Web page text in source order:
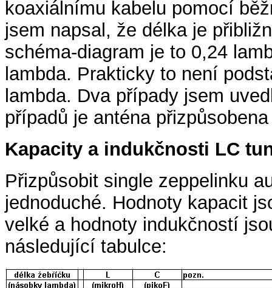
koaxiálnímu kabelu pomocí
jsem napsal, že délka je
schéma-diagram je to 0,24
lambda. Prakticky to není
lambda. Dva případy jsem
případů je anténa
Kapacity a indukčnosti LC
Přizpůsobit single zeppelinku
jednoduché. Hodnoty kapacit
velké a hodnoty indukčností
následující tabulce: